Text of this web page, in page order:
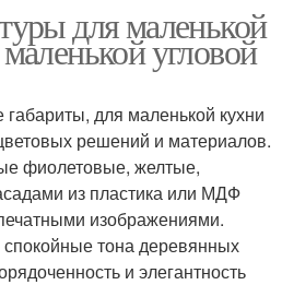
для маленькой
угловой
для маленькой кухни
решений и материалов.
фиолетовые, желтые,
из пластика или МДФ
изображениями.
тона деревянных
и элегантность